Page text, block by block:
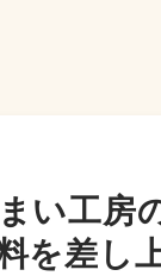
い工房
を差し